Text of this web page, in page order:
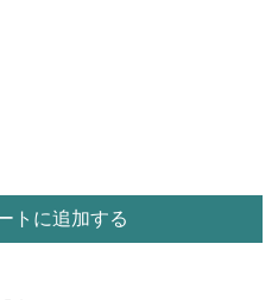
トに追加する